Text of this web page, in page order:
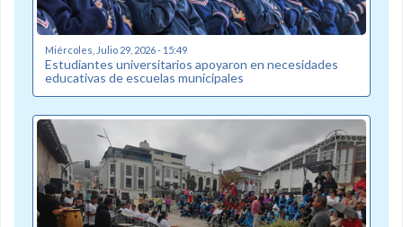
Miércoles, Julio 29, 2026 - 15:49
Estudiantes universitarios apoyaron en necesidades
educativas de escuelas municipales